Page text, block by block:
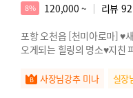
8% 120,000 ~ 리뷰 92
포항 오천읍 [천미아로마] ♥
오게되는 힐링의 명소♥지친
사장님강추 미나 실장